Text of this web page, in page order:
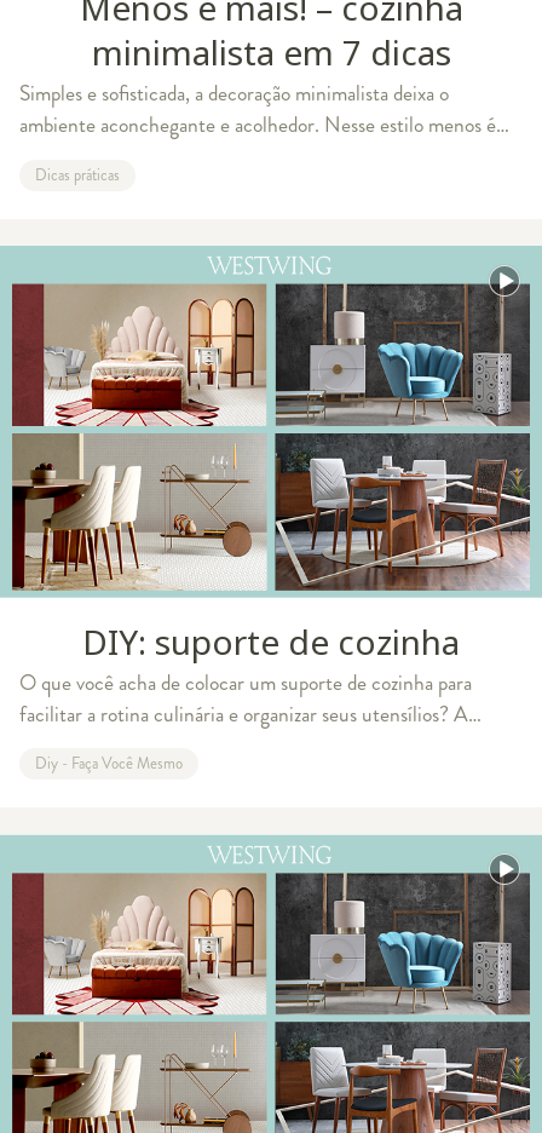
minimalista em 7 dicas
Simples e sofisticada, a decoração minimalista deixa o
ambiente aconchegante e acolhedor. Nesse estilo menos é
pequena, esse estilo vai se adequ
Dicas práticas
DIY: suporte de cozinha
O que você acha de colocar um suporte de cozinha para
facilitar a rotina culinária e organizar seus utensílios? A
a passo que trouxemos hoje
Diy - Faça Você Mesmo